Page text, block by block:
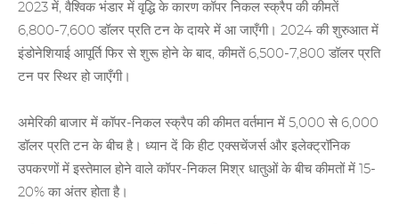
2023 में, वैश्विक भंडार में वृद्धि के कारण कॉपर निकल स्क्रैप की कीमतें
6,800-7,600 डॉलर प्रति टन के दायरे में आ जाएँगी। 2024 की शुरुआत में
इंडोनेशियाई आपूर्ति फिर से शुरू होने के बाद, कीमतें 6,500-7,800 डॉलर प्रति
टन पर स्थिर हो जाएँगी।
अमेरिकी बाजार में कॉपर-निकल स्क्रैप की कीमत वर्तमान में 5,000 से 6,000
डॉलर प्रति टन के बीच है। ध्यान दें कि हीट एक्सचेंजर्स और इलेक्ट्रॉनिक
उपकरणों में इस्तेमाल होने वाले कॉपर-निकल मिश्र धातुओं के बीच कीमतों में 15-
20% का अंतर होता है।